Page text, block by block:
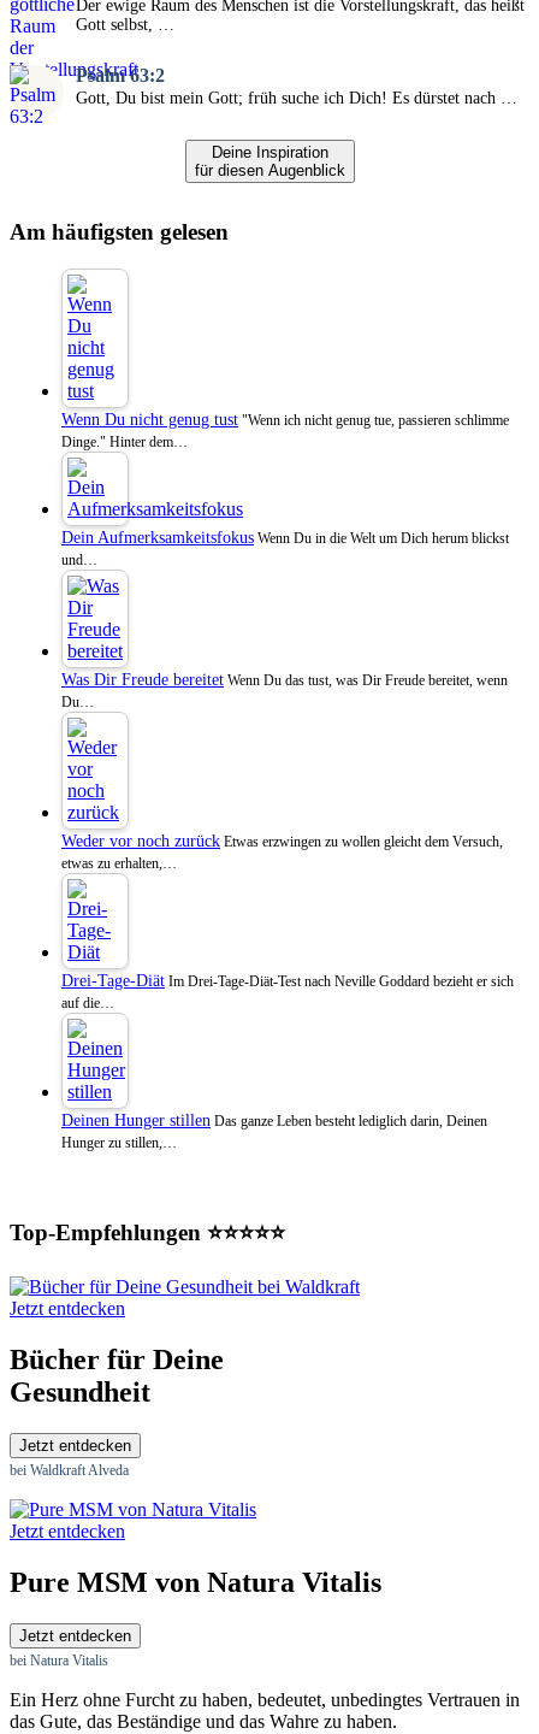
Der ewige Raum des Menschen ist die Vorstellungskraft, das heißt
Gott selbst, …
Psalm 63:2
Gott, Du bist mein Gott; früh suche ich Dich! Es dürstet nach …
Deine Inspiration
für diesen Augenblick
Am häufigsten gelesen
Wenn Du nicht genug tust "Wenn ich nicht genug tue, passieren schlimme
Dinge." Hinter dem…
Dein Aufmerksamkeitsfokus Wenn Du in die Welt um Dich herum blickst
und…
Was Dir Freude bereitet Wenn Du das tust, was Dir Freude bereitet, wenn
Du…
Weder vor noch zurück Etwas erzwingen zu wollen gleicht dem Versuch,
etwas zu erhalten,…
Drei-Tage-Diät Im Drei-Tage-Diät-Test nach Neville Goddard bezieht er sich
auf die…
Deinen Hunger stillen Das ganze Leben besteht lediglich darin, Deinen
Hunger zu stillen,…
Top-Empfehlungen ⭐⭐⭐⭐⭐
Jetzt entdecken
Bücher für Deine
Gesundheit
Jetzt entdecken
bei Waldkraft Alveda
Jetzt entdecken
Pure MSM von Natura Vitalis
Jetzt entdecken
bei Natura Vitalis
Ein Herz ohne Furcht zu haben, bedeutet, unbedingtes Vertrauen in
das Gute, das Beständige und das Wahre zu haben.